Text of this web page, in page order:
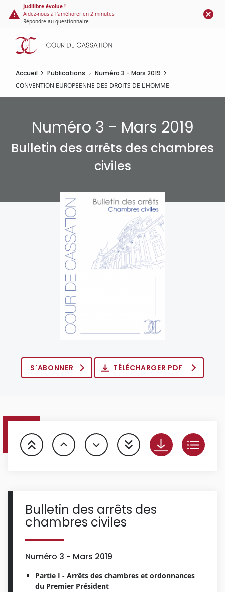
Panneau de gestion des cookies
contenu
principal
Judilibre évolue !
Aidez-nous à l'améliorer en 2 minutes
Répondre au questionnaire
Accueil Publications Numéro 3 - Mars 2019
CONVENTION EUROPEENNE DES DROITS DE L'HOMME
Numéro 3 - Mars 2019
Bulletin des arrêts des chambres
civiles
S'ABONNER TÉLÉCHARGER PDF
Bulletin des arrêts des
chambres civiles
Numéro 3 - Mars 2019
Partie I - Arrêts des chambres et ordonnances
du Premier Président